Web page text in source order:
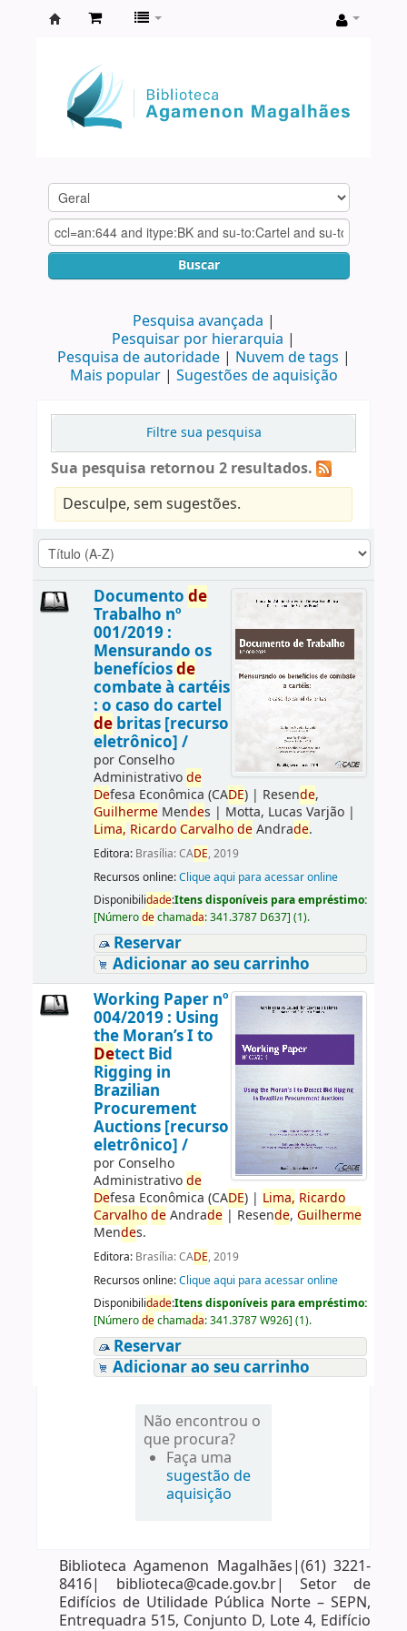
Agamenon
Magalhães
Buscar
Pesquisa avançada
Pesquisar por hierarquia
Pesquisa de autoridade
Nuvem de tags
Mais popular
Sugestões de aquisição
Filtre sua pesquisa
Sua pesquisa retornou 2 resultados.
Desculpe, sem sugestões.
Documento de
Trabalho nº
001/2019 :
Mensurando os
benefíciosde
combate à cartéis
: o caso do cartel
debritas [recurso
eletrônico] /
por Conselho
Administrativode
Defesa Econômica (CADE)| Resende,
GuilhermeMendes | Motta, Lucas Varjão|
Lima, Ricardo Carvalho deAndrade.
Editora: Brasília: CADE, 2019
Recursos online:Clique aqui para acessar online
Disponibilidade:Itens disponíveis para empréstimo:
[Númerodechamada:341.3787 D637] (1).
Reservar
Adicionar ao seu carrinho
Working Paper nº
004/2019 : Using
the Moran’s I to
Detect Bid
Rigging in
Brazilian
Procurement
Auctions [recurso
eletrônico] /
por Conselho
Administrativode
Defesa Econômica (CADE)| Lima, Ricardo
Carvalho deAndrade| Resende, Guilherme
Mendes.
Editora: Brasília: CADE, 2019
Recursos online:Clique aqui para acessar online
Disponibilidade:Itens disponíveis para empréstimo:
[Númerodechamada:341.3787 W926] (1).
Reservar
Adicionar ao seu carrinho
Não encontrou o
que procura?
Faça uma
sugestão de
aquisição
Biblioteca Agamenon Magalhães|(61) 3221-
8416| biblioteca@cade.gov.br| Setor de
Edifícios de Utilidade Pública Norte – SEPN,
Entrequadra 515, Conjunto D, Lote 4, Edifício